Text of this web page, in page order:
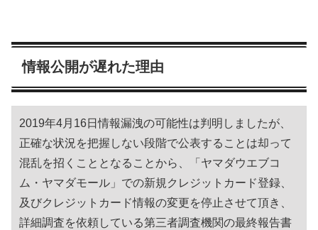
情報公開が遅れた理由
2019年4月16日情報漏洩の可能性は判明しましたが、
正確な状況を把握しない段階で公表することは却って
混乱を招くこととなることから、「ヤマダウエブコ
ム・ヤマダモール」での新規クレジットカード登録、
及びクレジットカード情報の変更を停止させて頂き、
詳細調査を依頼している第三者調査機関の最終報告書